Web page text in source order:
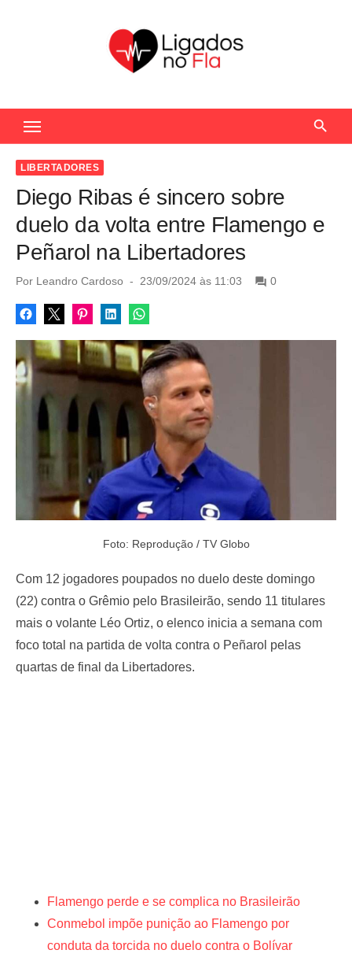
c
LIBERTADORES
Diego Ribas é sincero sobre
duelo da volta entre Flamengo e
Peñarol na Libertadores
Por Leandro Cardoso
P
s
t
d
o
n
23/09/2024 às 11:03 0
Foto: Reprodução / TV Globo
Com 12 jogadores poupados no duelo deste domingo
(22) contra o Grêmio pelo Brasileirão, sendo 11 titulares
mais o volante Léo Ortiz, o elenco inicia a semana com
foco total na partida de volta contra o Peñarol pelas
quartas de final da Libertadores.
Flamengo perde e se complica no Brasileirão
Conmebol impõe punição ao Flamengo por
conduta da torcida no duelo contra o Bolívar